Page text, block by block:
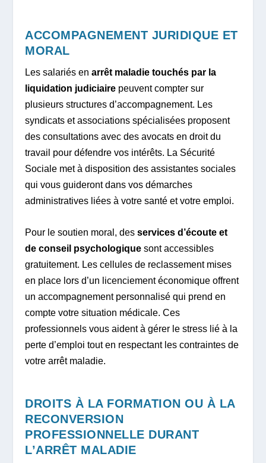
ACCOMPAGNEMENT JURIDIQUE ET
MORAL
Les salariés enarrêt maladie touchés par la
liquidation judiciaire peuvent compter sur
plusieurs structures d’accompagnement. Les
syndicats et associations spécialisées proposent
des consultations avec des avocats en droit du
travail pour défendre vos intérêts. La Sécurité
Sociale met à disposition des assistantes sociales
qui vous guideront dans vos démarches
administratives liées à votre santé et votre emploi.
Pour le soutien moral, desservices d’écoute et
de conseil psychologique sont accessibles
gratuitement. Les cellules de reclassement mises
en place lors d’un licenciement économique offrent
un accompagnement personnalisé qui prend en
compte votre situation médicale. Ces
professionnels vous aident à gérer le stress lié à la
perte d’emploi tout en respectant les contraintes de
votre arrêt maladie.
DROITS À LA FORMATION OU À LA
RECONVERSION
PROFESSIONNELLE DURANT
L’ARRÊT MALADIE